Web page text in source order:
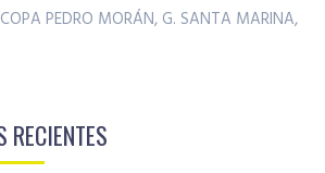
PEDRO MORÁN, G. SANTA MARINA,
RECIENTES